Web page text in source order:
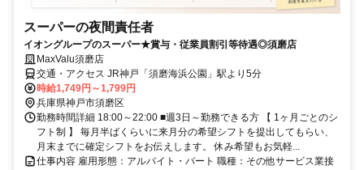
スーパーの夜間責任者
イオングループのスーパー★賞与・従業員割引等待遇◎須磨店
MaxValu須磨店
交通・アクセス JR神戸「須磨海浜公園」駅より5分
時給1,749円～1,799円
兵庫県神戸市須磨区
勤務時間詳細 18:00～22:00 ■週3日～勤務できる方 【 1ヶ月ごとのシ
フト制 】 毎月半ばくらいに来月分の希望シフトを提出してもらい、
月末までに確定シフトをお伝えします。 休み希望もお気軽...
仕事内容 雇用形態：アルバイト・パート 職種：その他サービス業接